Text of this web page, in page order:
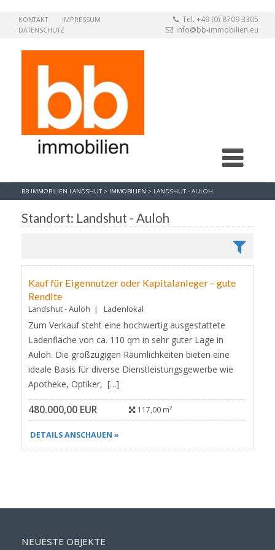
KONTAKT
IMPRESSUM
DATENSCHUTZ
Tel. +49 (0) 8709 3305
info@bb-immobilien.eu
BB IMMOBILIEN LANDSHUT > IMMOBILIEN > LANDSHUT - AULOH
Standort: Landshut - Auloh
Kauf für Eigennutzer oder Kapitalanleger – gute
Rendite
Landshut - Auloh | Ladenlokal
Zum Verkauf steht eine hochwertig ausgestattete
Ladenfläche von ca. 110 qm in sehr guter Lage in
Auloh. Die großzügigen Räumlichkeiten bieten eine
ideale Basis für diverse Dienstleistungsgewerbe wie
Apotheke, Optiker, […]
480.000,00 EUR 117,00 m²
DETAILS ANSCHAUEN »
NEUESTE OBJEKTE